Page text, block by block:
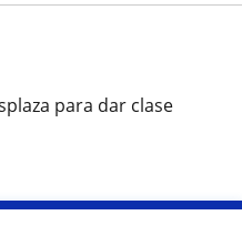
para dar clase